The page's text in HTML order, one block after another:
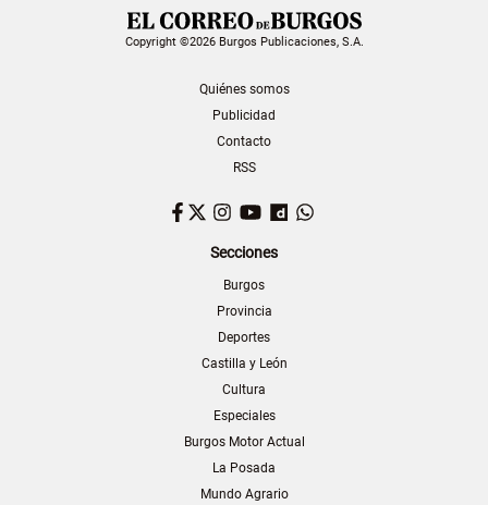
Copyright ©2026 Burgos Publicaciones, S.A.
Quiénes somos
Publicidad
Contacto
RSS
Facebook
TwitterInstagram
YouTubeDailymotion
Secciones
Burgos
Provincia
Deportes
Castilla y León
Cultura
Especiales
Burgos Motor Actual
La Posada
Mundo Agrario